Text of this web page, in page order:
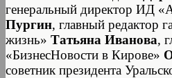
генеральный директор ИД
Пургин, главный редактор
жизнь» Татьяна Иванова,
«БизнесНовости в Кирове»
советник президента